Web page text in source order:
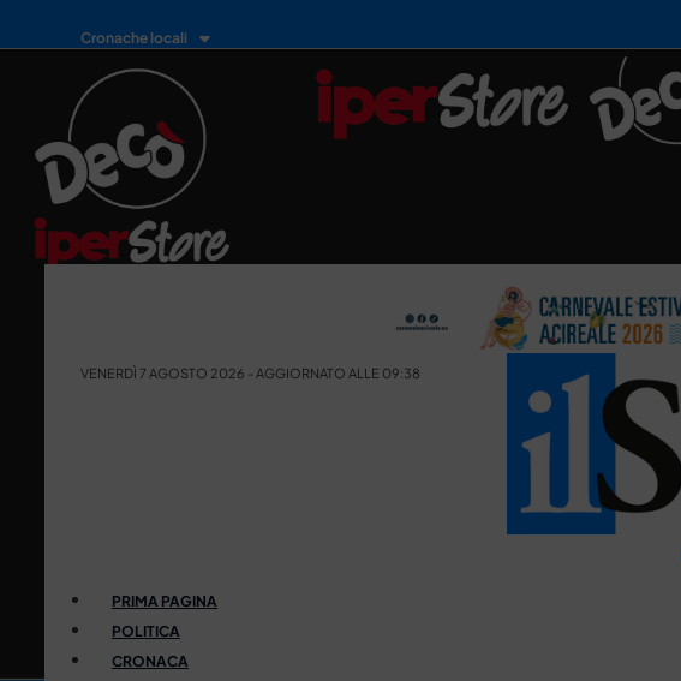
Cronache locali
VENERDÌ 7 AGOSTO 2026 - AGGIORNATO ALLE 09:38
PRIMA PAGINA
POLITICA
CRONACA